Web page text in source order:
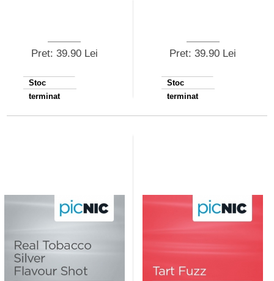
Pret: 39.90 Lei
Stoc
terminat
Pret: 39.90 Lei
Stoc
terminat